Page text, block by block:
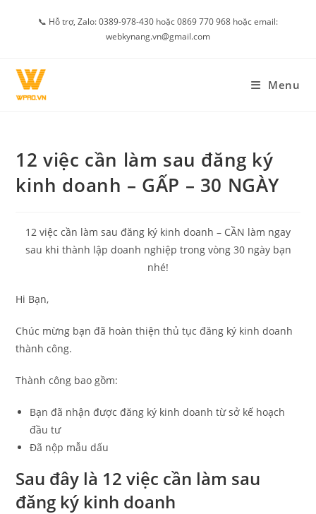
📞 Hỗ trợ, Zalo: 0389-978-430 hoặc 0869 770 968 hoặc email:
webkynang.vn@gmail.com
Menu
12 việc cần làm sau đăng ký
kinh doanh – GẤP – 30 NGÀY
12 việc cần làm sau đăng ký kinh doanh – CẦN làm ngay
sau khi thành lập doanh nghiệp trong vòng 30 ngày bạn
nhé!
Hi Bạn,
Chúc mừng bạn đã hoàn thiện thủ tục đăng ký kinh doanh
thành công.
Thành công bao gồm:
Bạn đã nhận được đăng ký kinh doanh từ sở kế hoạch
đầu tư
Đã nộp mẫu dấu
Sau đây là 12 việc cần làm sau
đăng ký kinh doanh